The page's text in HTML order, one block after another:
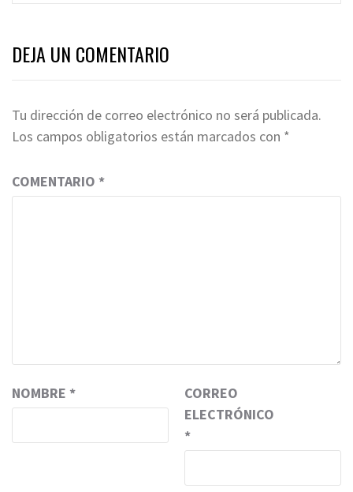
DEJA UN COMENTARIO
Tu dirección de correo electrónico no será publicada.
Los campos obligatorios están marcados con *
COMENTARIO *
NOMBRE *
CORREO
ELECTRÓNICO
*